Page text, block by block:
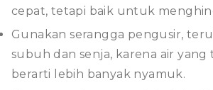
cepat, tetapi baik untuk
Gunakan serangga pengusir,
subuh dan senja, karena air yang
berarti lebih banyak nyamuk.